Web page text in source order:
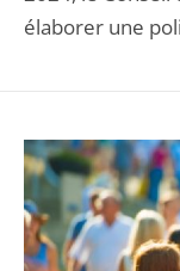
élaborer une